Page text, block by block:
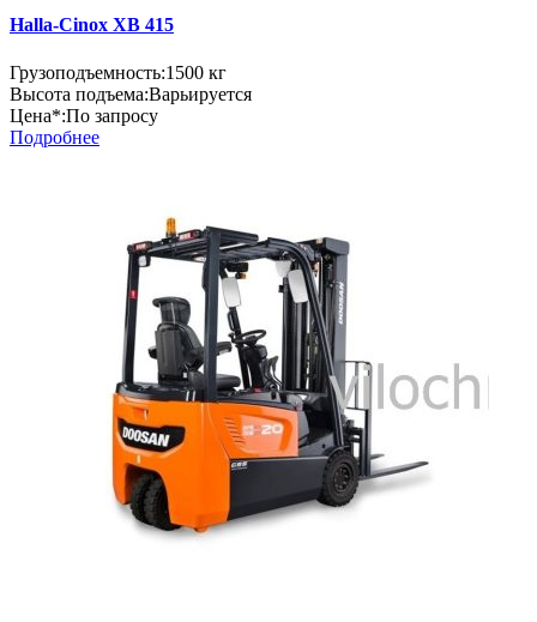
Halla-Cinox XB 415
Грузоподъемность:1500 кг
Высота подъема:Варьируется
Цена*:По запросу
Подробнее